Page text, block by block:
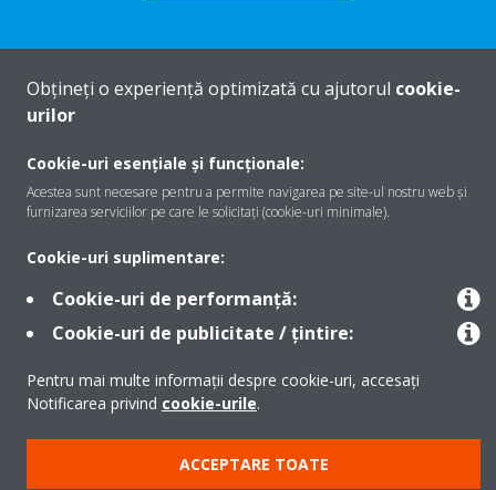
Despre Daikin
Soluţii
Contact
Copyright © Daikin
Obțineți o experiență optimizată cu ajutorul cookie-
urilor
Cookie-uri esențiale și funcționale:
Acestea sunt necesare pentru a permite navigarea pe site-ul nostru web și
furnizarea serviciilor pe care le solicitați (cookie-uri minimale).
Cookie-uri suplimentare:
Cookie-uri de performanță:
Cookie-uri de publicitate / țintire:
Pentru mai multe informații despre cookie-uri, accesați
Notificarea privind cookie-urile.
ACCEPTARE TOATE